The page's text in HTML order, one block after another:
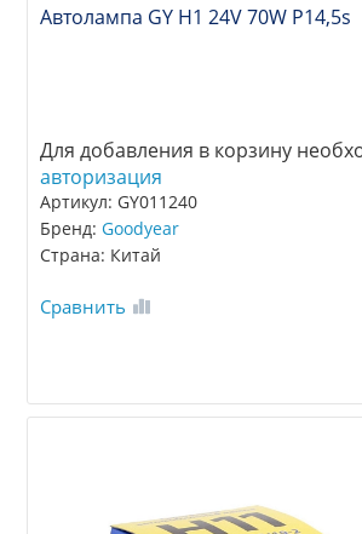
Автолампа GY Н1 24V 70W P14,5s
Для добавления в корзину
авторизация
Артикул: GY011240
Бренд:Goodyear
Страна: Китай
Сравнить